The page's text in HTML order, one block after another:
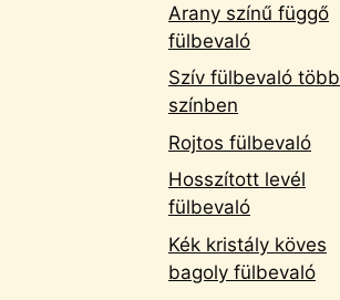
Arany színű függő
fülbevaló
Szív fülbevaló több
színben
Rojtos fülbevaló
Hosszított levél
fülbevaló
Kék kristály köves
bagoly fülbevaló